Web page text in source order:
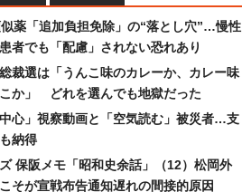
薬「追加負担免除」の“落とし穴”…慢性
者でも「配慮」されない恐れあり
裁選は「うんこ味のカレーか、カレー味
か」 どれを選んでも地獄だった
中心」視察動画と「空気読む」被災者…支
納得
保阪メモ「昭和史余話」（12）松岡外
そが宣戦布告通知遅れの間接的原因